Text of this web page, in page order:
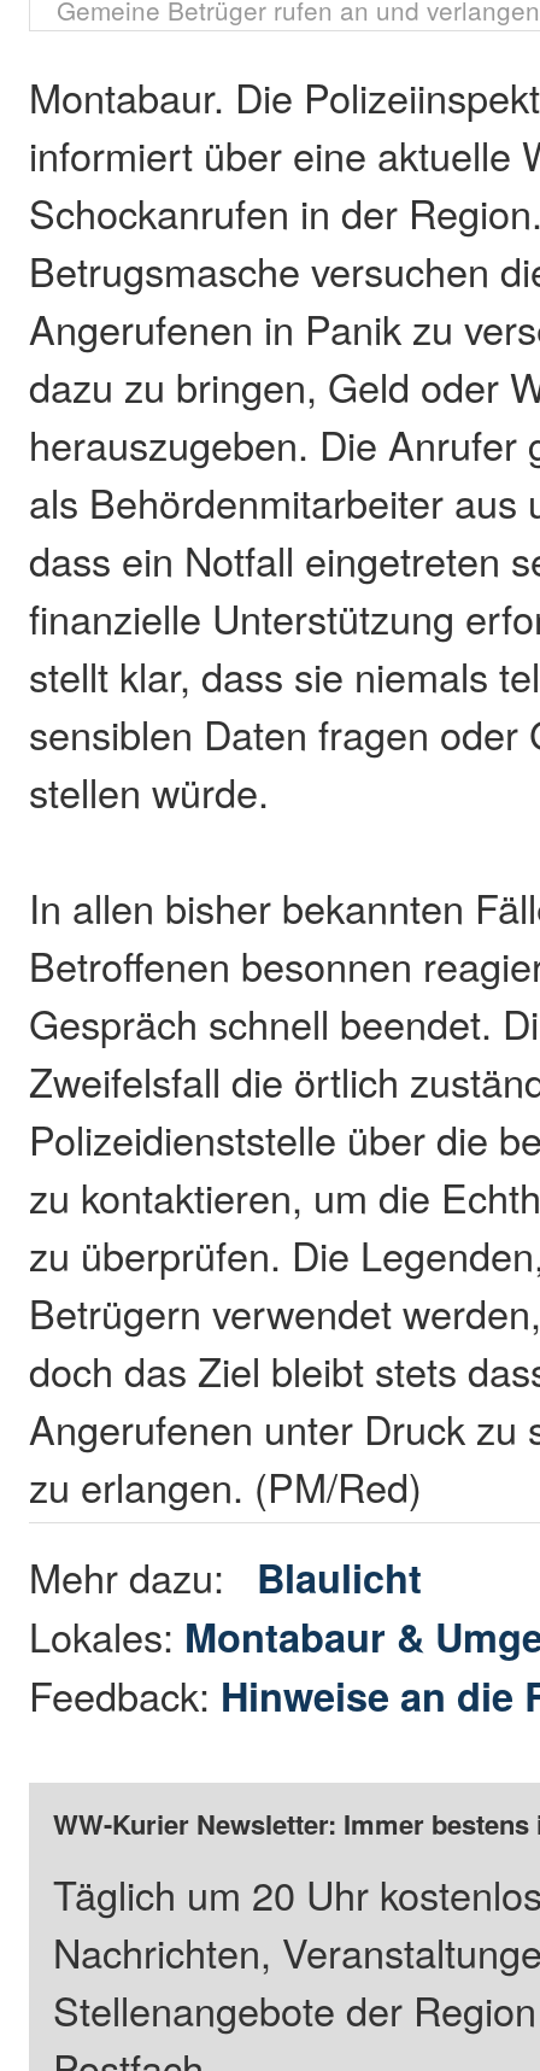
Gemeine Betrüger rufen an und
Montabaur. Die
informiert über eine aktuelle
Schockanrufen in der
Betrugsmasche versuchen
Angerufenen in Panik zu
dazu zu bringen, Geld oder
herauszugeben. Die Anrufer
als Behördenmitarbeiter aus
dass ein Notfall eingetreten
finanzielle Unterstützung
stellt klar, dass sie niemals
sensiblen Daten fragen oder
stellen würde.
In allen bisher bekannten
Betroffenen besonnen
Gespräch schnell beendet.
Zweifelsfall die örtlich
Polizeidienststelle über die
zu kontaktieren, um die
zu überprüfen. Die
Betrügern verwendet
doch das Ziel bleibt stets
Angerufenen unter Druck zu
zu erlangen. (PM/Red)
Mehr dazu: Blaulicht
Lokales: Montabaur &
Feedback: Hinweise an die
WW-Kurier Newsletter: Immer
Täglich um 20 Uhr
Nachrichten,
Stellenangebote der